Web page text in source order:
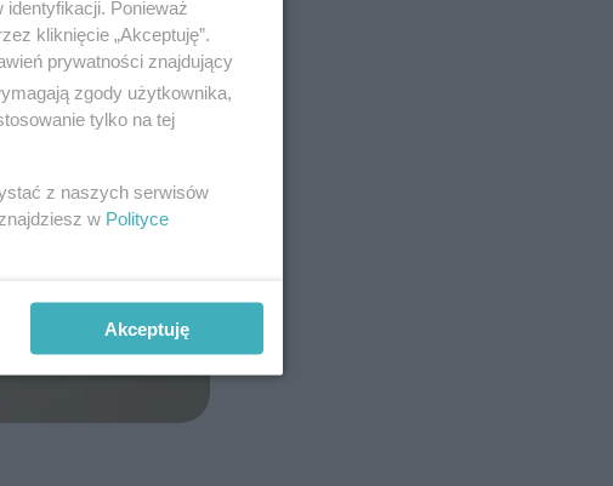
Ponieważ
kliknięcie „Akceptuję”.
prywatności znajdujący
zgody użytkownika,
tylko na tej
z naszych serwisów
w Polityce
Akceptuję